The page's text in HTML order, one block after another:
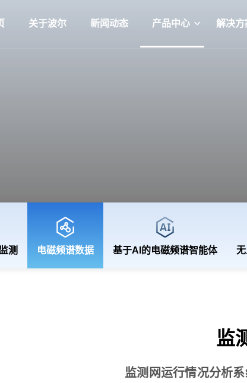
关于波尔 新闻动态 产品中心 解决方
测 电磁频谱数据 基于AI的电磁频谱智能体
监
监测网运行情况分析